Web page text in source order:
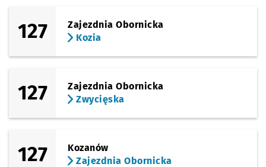
127
Zajezdnia Obornicka
Kozia
127
Zajezdnia Obornicka
Zwycięska
127
Kozanów
Zajezdnia Obornicka